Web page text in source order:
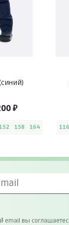
₽
158 164 116
email вы